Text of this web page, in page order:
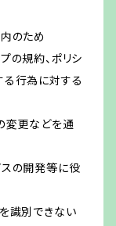
内のため
の規約、ポリシ
る行為に対する
変更などを通
スの開発等に役
を識別できない